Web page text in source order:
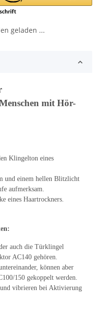
geladen ...
mit Hör-
Klingelton eines
und einem hellen Blitzlicht
aufmerksam.
eines Haartrockners.
auch die Türklingel
AC140 gehören.
können aber
150 gekoppelt werden.
vibrieren bei Aktivierung